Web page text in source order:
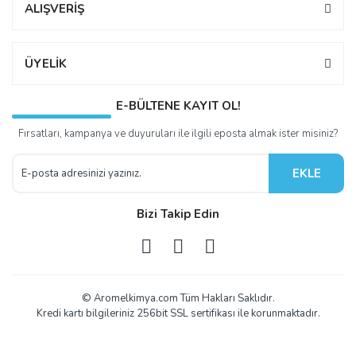
ALIŞVERİŞ
ÜYELİK
E-BÜLTENE KAYIT OL!
Fırsatları, kampanya ve duyuruları ile ilgili eposta almak ister misiniz?
EKLE
Bizi Takip Edin
© Aromelkimya.com Tüm Hakları Saklıdır.
Kredi kartı bilgileriniz 256bit SSL sertifikası ile korunmaktadır.